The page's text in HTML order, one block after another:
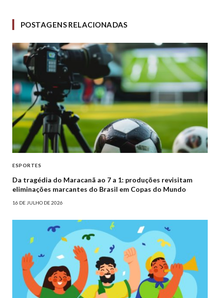
POSTAGENS RELACIONADAS
ESPORTES
Da tragédia do Maracanã ao 7 a 1: produções revisitam
eliminações marcantes do Brasil em Copas do Mundo
16 DE JULHO DE 2026